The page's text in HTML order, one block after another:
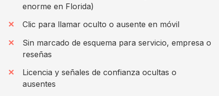
enorme en Florida)
Clic para llamar oculto o ausente en móvil
Sin marcado de esquema para servicio, empresa o
reseñas
Licencia y señales de confianza ocultas o
ausentes